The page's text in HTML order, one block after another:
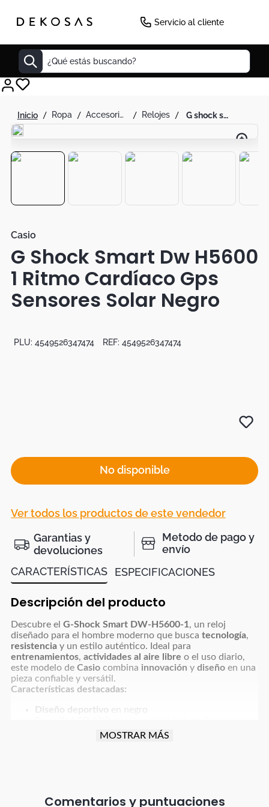
Servicio al cliente
¿Qué estás buscando?
ropa accesorios de moda relojes g shock smart dw h5600 1 ritmo cardíaco gps sensores solar negro
Casio
G Shock Smart Dw H5600
1 Ritmo Cardíaco Gps
Sensores Solar Negro
PLU: 4549526347474 REF: 4549526347474
No disponible
Ver todos los productos de este vendedor
Garantias y
devoluciones
Metodo de pago y
envío
CARACTERÍSTICAS
ESPECIFICACIONES
Descripción del producto
Descubre el G-Shock Smart DW-H5600-1, un reloj
diseñado para el hombre moderno que busca tecnología,
resistencia y un estilo auténtico. Ideal para
entrenamientos, actividades al aire libre o el uso diario,
este modelo de Casio combina innovación y diseño en una
pieza confiable y versátil.
Características destacadas:
Diseño deportivo
en negro
condiciones de luz
natación y deportes acuáticos
MOSTRAR MÁS
Comentarios
Decoracion
Sillas
Lamparas
Duvet
Botas
Dko